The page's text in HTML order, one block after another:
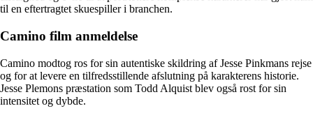
til en eftertragtet skuespiller i branchen.
Camino film anmeldelse
Camino modtog ros for sin autentiske skildring af Jesse Pinkmans rejse
og for at levere en tilfredsstillende afslutning på karakterens historie.
Jesse Plemons præstation som Todd Alquist blev også rost for sin
intensitet og dybde.